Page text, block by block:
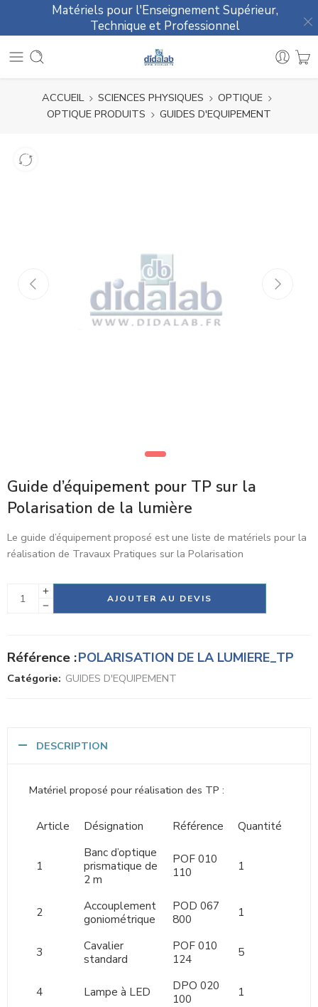
Matériels pour l'Enseignement Supérieur,
Technique et Professionnel
ACCUEIL SCIENCES PHYSIQUES
OPTIQUE
OPTIQUE PRODUITS
GUIDES D'EQUIPEMENT
Guide d’équipement pour TP sur la
Polarisation de la lumière
Le guide d’équipement proposé est une liste de matériels pour la
réalisation de Travaux Pratiques sur la Polarisation
AJOUTER AU DEVIS
Alternative:
Référence :POLARISATION DE LA LUMIERE_TP
Catégorie: GUIDES D'EQUIPEMENT
DESCRIPTION
Matériel proposé pour réalisation des TP :
Article Désignation Référence Quantité
1
Banc d’optique
prismatique de
2 m
POF 010
110
1
2
Accouplement
goniométrique
POD 067
800
1
3
Cavalier
standard
POF 010
124
5
4 Lampe à LED
DPO 020
100
1